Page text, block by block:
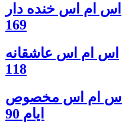
اس ام اس خنده دار
169
اس ام اس عاشقانه
118
اس ام اس مخصوص
ایام 90